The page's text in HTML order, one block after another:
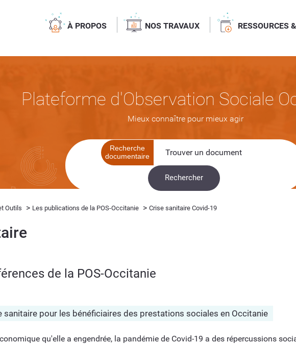
À PROPOS NOS TRAVAUX RESSOURCES
Plateforme d'Observation Sociale
Mieux connaître pour mieux agir
Recherche
documentaire
Outils > Les publications de la POS-Occitanie > Crise sanitaire Covid-19
de la POS-Occitanie
sanitaire pour les bénéficiaires des prestations sociales en Occitanie
qu'elle a engendrée, la pandémie de Covid-19 a des répercussions